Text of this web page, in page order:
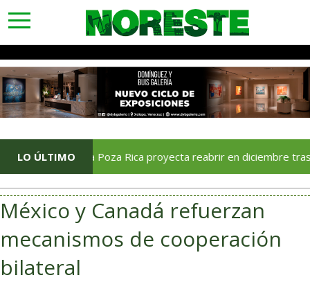
toggle
navigation
LO ÚLTIMO
Soriana Poza Rica proyecta reabrir en diciembre tras
México y Canadá refuerzan
mecanismos de cooperación
bilateral